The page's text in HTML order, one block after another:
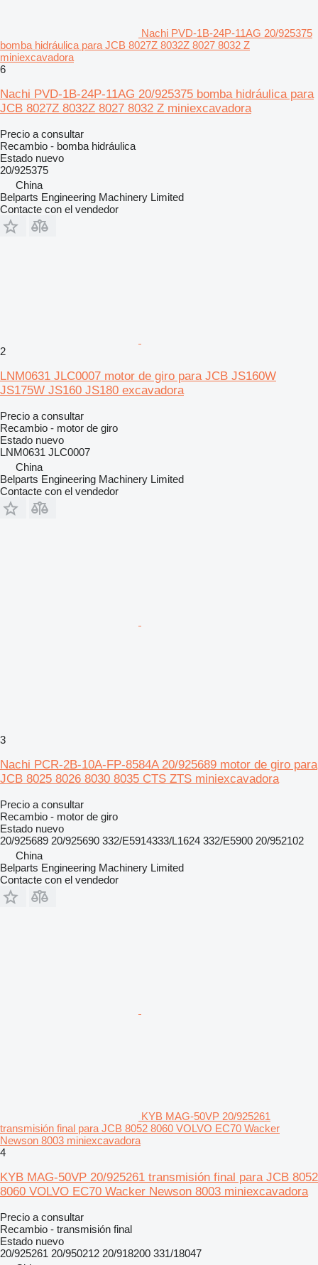
Nachi PVD-1B-24P-11AG 20/925375
bomba hidráulica para JCB 8027Z 8032Z 8027 8032 Z
miniexcavadora
6
Nachi PVD-1B-24P-11AG 20/925375 bomba hidráulica para
JCB 8027Z 8032Z 8027 8032 Z miniexcavadora
Precio a consultar
Recambio - bomba hidráulica
Estado nuevo
20/925375
China
Belparts Engineering Machinery Limited
Contacte con el vendedor
2
LNM0631 JLC0007 motor de giro para JCB JS160W
JS175W JS160 JS180 excavadora
Precio a consultar
Recambio - motor de giro
Estado nuevo
LNM0631 JLC0007
China
Belparts Engineering Machinery Limited
Contacte con el vendedor
3
Nachi PCR-2B-10A-FP-8584A 20/925689 motor de giro para
JCB 8025 8026 8030 8035 CTS ZTS miniexcavadora
Precio a consultar
Recambio - motor de giro
Estado nuevo
20/925689 20/925690 332/E5914333/L1624 332/E5900 20/952102
China
Belparts Engineering Machinery Limited
Contacte con el vendedor
KYB MAG-50VP 20/925261
transmisión final para JCB 8052 8060 VOLVO EC70 Wacker
Newson 8003 miniexcavadora
4
KYB MAG-50VP 20/925261 transmisión final para JCB 8052
8060 VOLVO EC70 Wacker Newson 8003 miniexcavadora
Precio a consultar
Recambio - transmisión final
Estado nuevo
20/925261 20/950212 20/918200 331/18047